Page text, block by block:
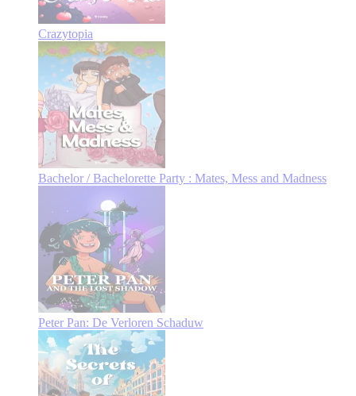
Crazytopia
Bachelor / Bachelorette Party : Mates, Mess and Madness
Peter Pan: De Verloren Schaduw